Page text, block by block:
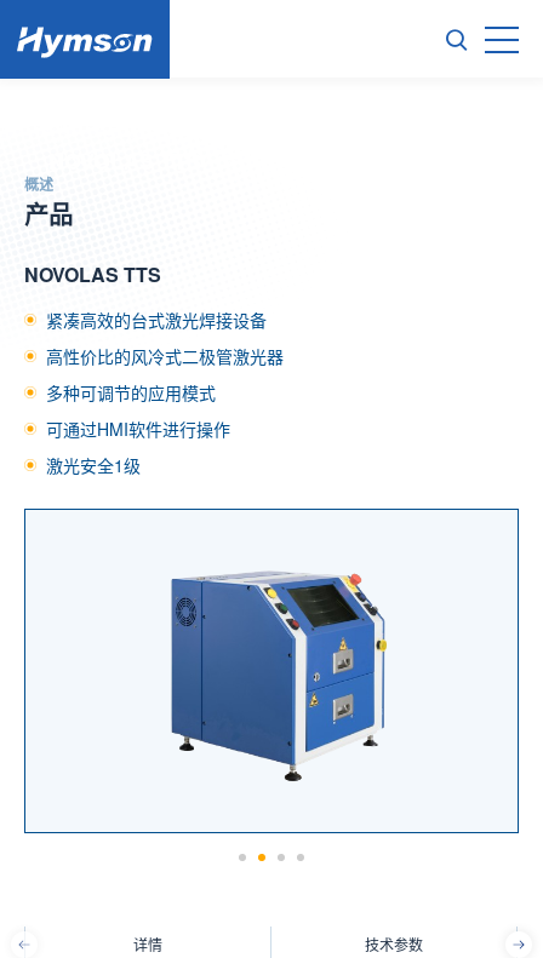
产品
概述
产品
NOVOLAS TTS
紧凑高效的台式激光焊接设备
高性价比的风冷式二极管激光器
多种可调节的应用模式
可通过HMI软件进行操作
激光安全1级
详情 技术参数